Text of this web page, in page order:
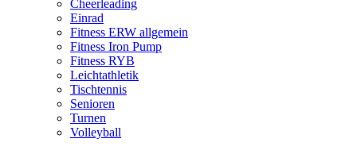
Cheerleading
Einrad
Fitness ERW allgemein
Fitness Iron Pump
Fitness RYB
Leichtathletik
Tischtennis
Senioren
Turnen
Volleyball